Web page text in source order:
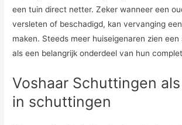
een tuin direct netter. Zeker wanneer een
versleten of beschadigd, kan vervanging
maken. Steeds meer huiseigenaren zien
als een belangrijk onderdeel van hun
Voshaar Schuttingen
in schuttingen